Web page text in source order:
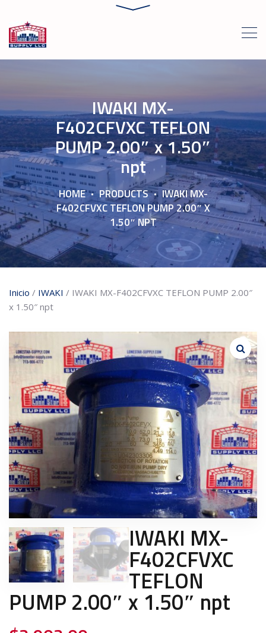
IWAKI MX-
F402CFVXC TEFLON
PUMP 2.00″ x 1.50″
npt
HOME PRODUCTS
IWAKI MX-
F402CFVXC TEFLON PUMP 2.00″ X
1.50″ NPT
Inicio / IWAKI / IWAKI MX-F402CFVXC TEFLON PUMP 2.00″
x 1.50″ npt
IWAKI MX-
F402CFVXC
TEFLON
PUMP 2.00″ x 1.50″ npt